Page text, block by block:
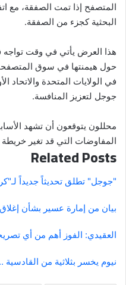
المتصفح إذا تمت الصفقة، مع
البحثية كجزء من الصفقة.
هذا العرض يأتي في وقت تواجه
حول هيمنتها في سوق
في الولايات المتحدة
جوجل لتعزيز المنافسة.
محللون يتوقعون أن تشهد
المفاوضات التي قد تغير خريطة
Related Posts
"جوجل" تطلق تحديثاً جديداً
بيان من إمارة عسير بشأن
العقيدي: الفوز أهم من أي
نيوم يخسر بثلاثية من القادسية ..